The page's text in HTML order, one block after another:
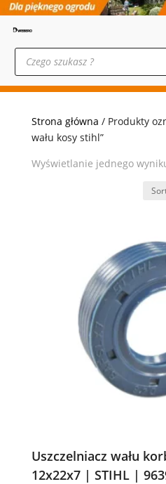
Wyszukiwarka
produktów
Strona główna / Produkty
wału kosy stihl”
Wyświetlanie jednego
Uszczelniacz wału
12x22x7 | STIHL |